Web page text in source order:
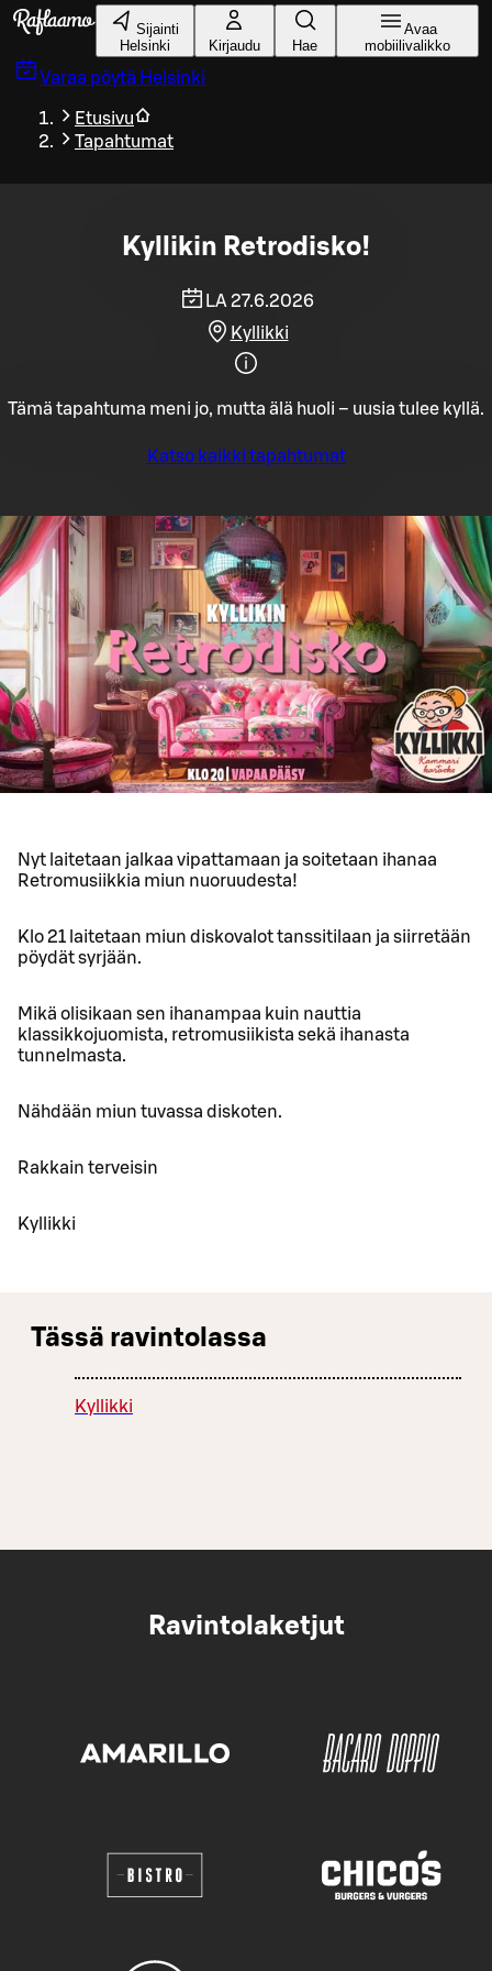
Siirry pääsisältöön
Sijainti
Helsinki
Kirjaudu Hae
Avaa
mobiilivalikko
Varaa pöytä Helsinki
Etusivu
Tapahtumat
Kyllikin Retrodisko!
LA 27.6.2026
Kyllikki
Tämä tapahtuma meni jo, mutta älä huoli – uusia tulee kyllä.
Katso kaikki tapahtumat
Nyt laitetaan jalkaa vipattamaan ja soitetaan ihanaa
Retromusiikkia miun nuoruudesta!
Klo 21 laitetaan miun diskovalot tanssitilaan ja siirretään
pöydät syrjään.
Mikä olisikaan sen ihanampaa kuin nauttia
klassikkojuomista, retromusiikista sekä ihanasta
tunnelmasta.
Nähdään miun tuvassa diskoten.
Rakkain terveisin
Kyllikki
Tässä ravintolassa
Kyllikki
Ravintolaketjut